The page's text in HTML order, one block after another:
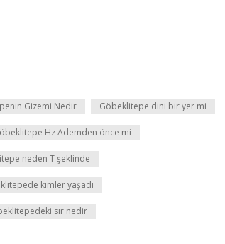
Gizemi Nedir Göbeklitepe dini bir yer mi
Hz Ademden önce mi
neden T şeklinde
kimler yaşadı
sır nedir